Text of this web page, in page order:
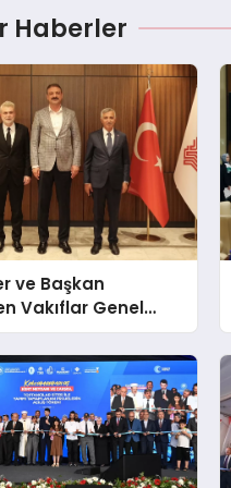
Haberler
ve Başkan
Vakıflar Genel
ziyaret